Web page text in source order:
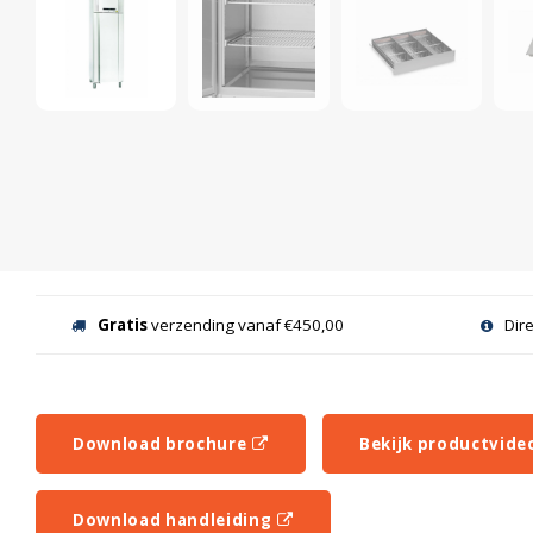
Gratisverzending vanaf €450,00
Download brochure Bekijk
Download handleiding